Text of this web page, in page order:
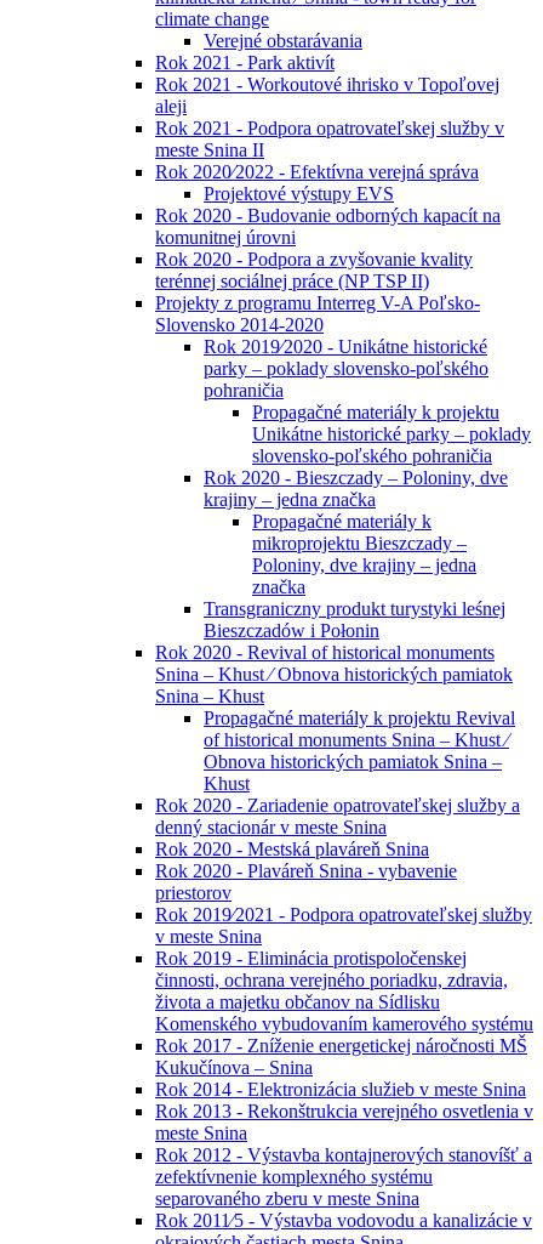
climate change
Verejné obstarávania
Rok 2021 - Park aktivít
Rok 2021 - Workoutové ihrisko v Topoľovej
aleji
Rok 2021 - Podpora opatrovateľskej služby v
meste Snina II
Rok 2020⁄2022 - Efektívna verejná správa
Projektové výstupy EVS
Rok 2020 - Budovanie odborných kapacít na
komunitnej úrovni
Rok 2020 - Podpora a zvyšovanie kvality
terénnej sociálnej práce (NP TSP II)
Projekty z programu Interreg V-A Poľsko-
Slovensko 2014-2020
Rok 2019⁄2020 - Unikátne historické
parky – poklady slovensko-poľského
pohraničia
Propagačné materiály k projektu
Unikátne historické parky – poklady
slovensko-poľského pohraničia
Rok 2020 - Bieszczady – Poloniny, dve
krajiny – jedna značka
Propagačné materiály k
mikroprojektu Bieszczady –
Poloniny, dve krajiny – jedna
značka
Transgraniczny produkt turystyki leśnej
Bieszczadów i Połonin
Rok 2020 - Revival of historical monuments
Snina – Khust ⁄ Obnova historických pamiatok
Snina – Khust
Propagačné materiály k projektu Revival
of historical monuments Snina – Khust ⁄
Obnova historických pamiatok Snina –
Khust
Rok 2020 - Zariadenie opatrovateľskej služby a
denný stacionár v meste Snina
Rok 2020 - Mestská plaváreň Snina
Rok 2020 - Plaváreň Snina - vybavenie
priestorov
Rok 2019⁄2021 - Podpora opatrovateľskej služby
v meste Snina
Rok 2019 - Eliminácia protispoločenskej
činnosti, ochrana verejného poriadku, zdravia,
života a majetku občanov na Sídlisku
Komenského vybudovaním kamerového systému
Rok 2017 - Zníženie energetickej náročnosti MŠ
Kukučínova – Snina
Rok 2014 - Elektronizácia služieb v meste Snina
Rok 2013 - Rekonštrukcia verejného osvetlenia v
meste Snina
Rok 2012 - Výstavba kontajnerových stanovíšť a
zefektívnenie komplexného systému
separovaného zberu v meste Snina
Rok 2011⁄5 - Výstavba vodovodu a kanalizácie v